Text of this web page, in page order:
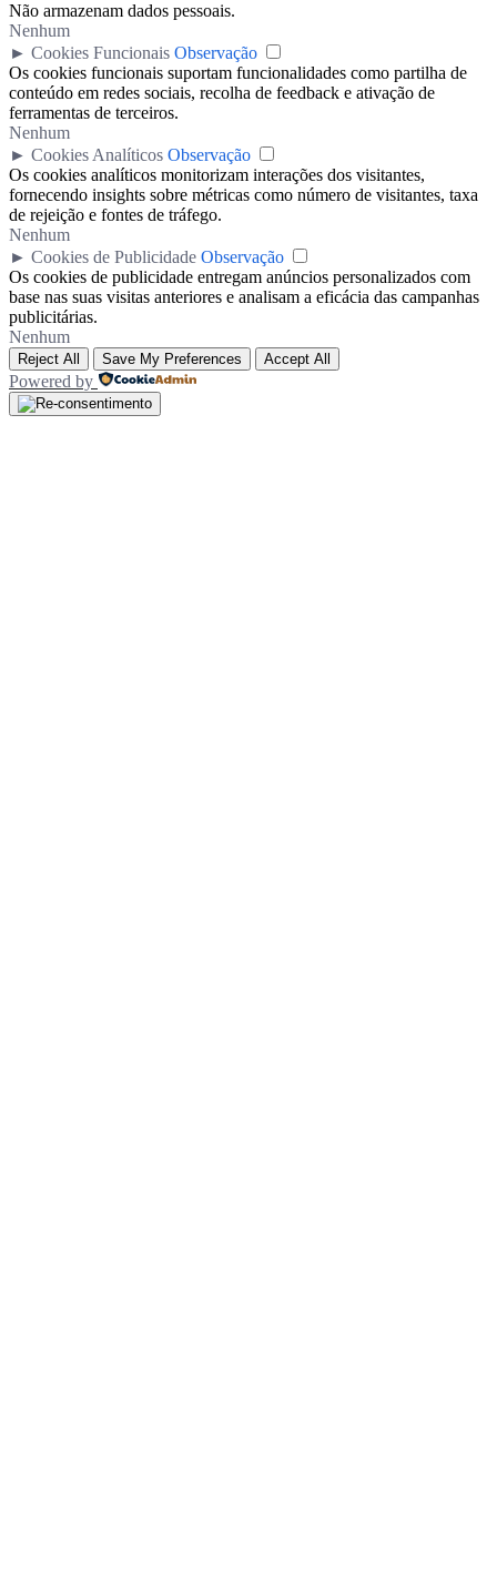
Não armazenam dados pessoais.
Nenhum
► Cookies Funcionais Observação
Os cookies funcionais suportam funcionalidades como partilha de
conteúdo em redes sociais, recolha de feedback e ativação de
ferramentas de terceiros.
Nenhum
► Cookies Analíticos Observação
Os cookies analíticos monitorizam interações dos visitantes,
fornecendo insights sobre métricas como número de visitantes, taxa
de rejeição e fontes de tráfego.
Nenhum
► Cookies de Publicidade Observação
Os cookies de publicidade entregam anúncios personalizados com
base nas suas visitas anteriores e analisam a eficácia das campanhas
publicitárias.
Nenhum
Reject All Save My Preferences Accept All
Powered by